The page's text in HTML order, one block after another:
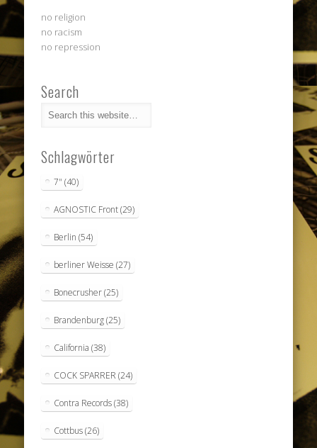
no religion
no racism
no repression
Search
Schlagwörter
7" (40)
AGNOSTIC Front(29)
Berlin (54)
berliner Weisse (27)
Bonecrusher(25)
Brandenburg(25)
California (38)
COCK SPARRER (24)
Contra Records(38)
Cottbus(26)